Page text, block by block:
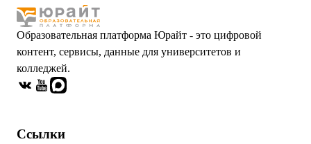
Образовательная платформа Юрайт - это цифровой
контент, сервисы, данные для университетов и
колледжей.
Ссылки